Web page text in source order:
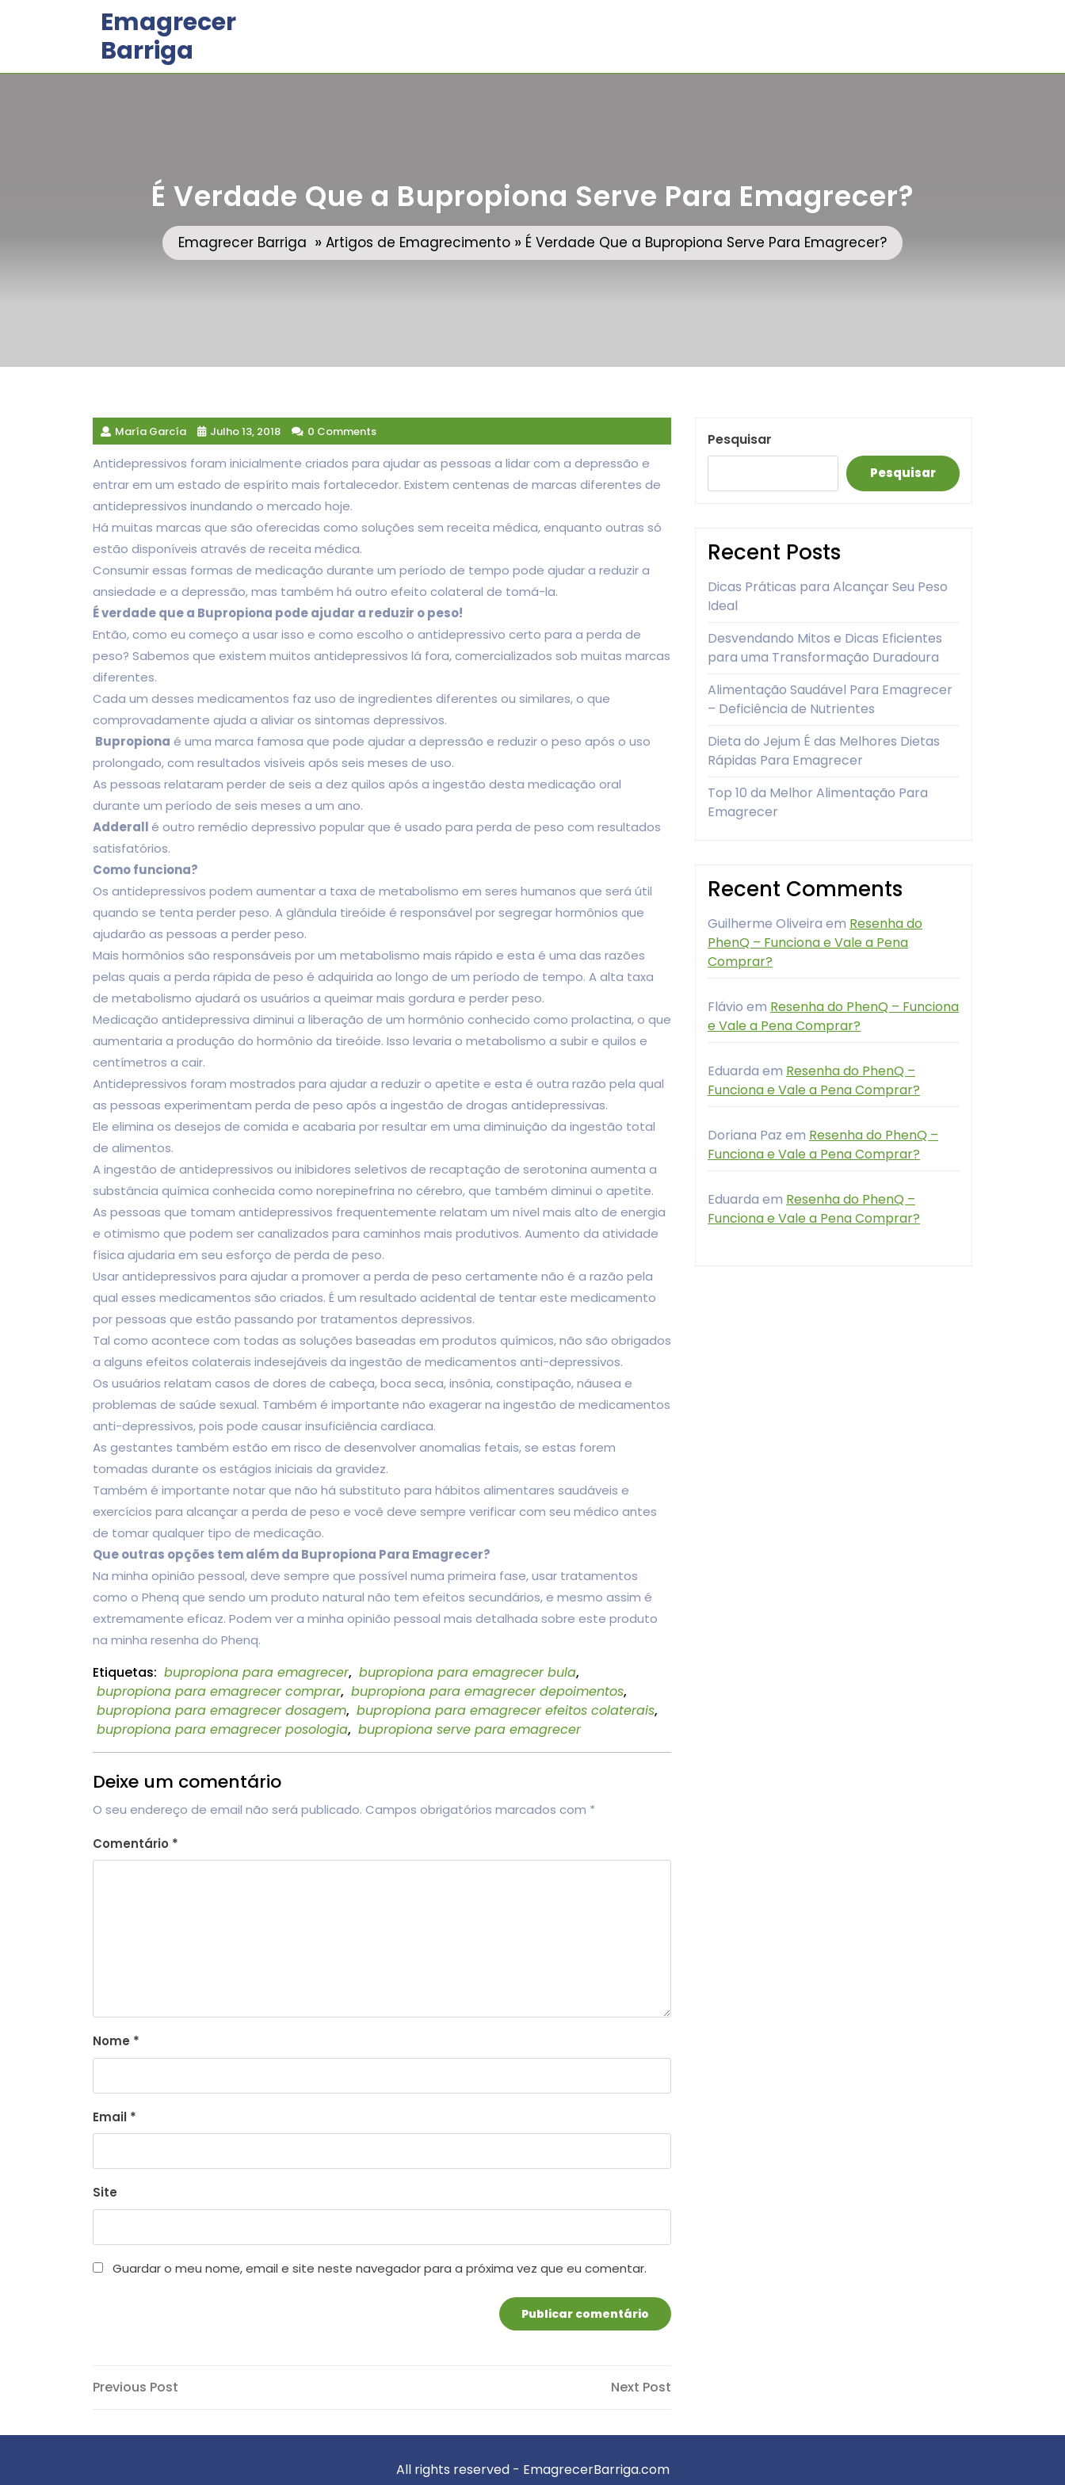
Emagrecer
Barriga
É Verdade Que a Bupropiona Serve Para Emagrecer?
Emagrecer Barriga » Artigos de Emagrecimento » É Verdade Que a Bupropiona Serve Para Emagrecer?
María García Julho 13, 2018 0 Comments
Antidepressivos foram inicialmente criados para ajudar as pessoas a lidar com a depressão e
entrar em um estado de espírito mais fortalecedor. Existem centenas de marcas diferentes de
antidepressivos inundando o mercado hoje.
Há muitas marcas que são oferecidas como soluções sem receita médica, enquanto outras só
estão disponíveis através de receita médica.
Consumir essas formas de medicação durante um período de tempo pode ajudar a reduzir a
ansiedade e a depressão, mas também há outro efeito colateral de tomá-la.
É verdade que a Bupropiona pode ajudar a reduzir o peso!
Então, como eu começo a usar isso e como escolho o antidepressivo certo para a perda de
peso? Sabemos que existem muitos antidepressivos lá fora, comercializados sob muitas marcas
diferentes.
Cada um desses medicamentos faz uso de ingredientes diferentes ou similares, o que
comprovadamente ajuda a aliviar os sintomas depressivos.
Bupropiona é uma marca famosa que pode ajudar a depressão e reduzir o peso após o uso
prolongado, com resultados visíveis após seis meses de uso.
As pessoas relataram perder de seis a dez quilos após a ingestão desta medicação oral
durante um período de seis meses a um ano.
Adderallé outro remédio depressivo popular que é usado para perda de peso com resultados
satisfatórios.
Como funciona?
Os antidepressivos podem aumentar a taxa de metabolismo em seres humanos que será útil
quando se tenta perder peso. A glândula tireóide é responsável por segregar hormônios que
ajudarão as pessoas a perder peso.
Mais hormônios são responsáveis por um metabolismo mais rápido e esta é uma das razões
pelas quais a perda rápida de peso é adquirida ao longo de um período de tempo. A alta taxa
de metabolismo ajudará os usuários a queimar mais gordura e perder peso.
Medicação antidepressiva diminui a liberação de um hormônio conhecido como prolactina, o que
aumentaria a produção do hormônio da tireóide. Isso levaria o metabolismo a subir e quilos e
centímetros a cair.
Antidepressivos foram mostrados para ajudar a reduzir o apetite e esta é outra razão pela qual
as pessoas experimentam perda de peso após a ingestão de drogas antidepressivas.
Ele elimina os desejos de comida e acabaria por resultar em uma diminuição da ingestão total
de alimentos.
A ingestão de antidepressivos ou inibidores seletivos de recaptação de serotonina aumenta a
substância química conhecida como norepinefrina no cérebro, que também diminui o apetite.
As pessoas que tomam antidepressivos frequentemente relatam um nível mais alto de energia
e otimismo que podem ser canalizados para caminhos mais produtivos. Aumento da atividade
física ajudaria em seu esforço de perda de peso.
Usar antidepressivos para ajudar a promover a perda de peso certamente não é a razão pela
qual esses medicamentos são criados. É um resultado acidental de tentar este medicamento
por pessoas que estão passando por tratamentos depressivos.
Tal como acontece com todas as soluções baseadas em produtos químicos, não são obrigados
a alguns efeitos colaterais indesejáveis da ingestão de medicamentos anti-depressivos.
Os usuários relatam casos de dores de cabeça, boca seca, insônia, constipação, náusea e
problemas de saúde sexual. Também é importante não exagerar na ingestão de medicamentos
anti-depressivos, pois pode causar insuficiência cardíaca.
As gestantes também estão em risco de desenvolver anomalias fetais, se estas forem
tomadas durante os estágios iniciais da gravidez.
Também é importante notar que não há substituto para hábitos alimentares saudáveis e
exercícios para alcançar a perda de peso e você deve sempre verificar com seu médico antes
de tomar qualquer tipo de medicação.
Que outras opções tem além da Bupropiona Para Emagrecer?
Na minha opinião pessoal, deve sempre que possível numa primeira fase, usar tratamentos
como o Phenq que sendo um produto natural não tem efeitos secundários, e mesmo assim é
extremamente eficaz. Podem ver a minha opinião pessoal mais detalhada sobre este produto
na minha resenha do Phenq.
Etiquetas: bupropiona para emagrecer, bupropiona para emagrecer bula,
bupropiona para emagrecer comprar, bupropiona para emagrecer depoimentos,
bupropiona para emagrecer dosagem, bupropiona para emagrecer efeitos colaterais,
bupropiona para emagrecer posologia, bupropiona serve para emagrecer
Deixe um comentário
O seu endereço de email não será publicado. Campos obrigatórios marcados com *
Comentário *
Nome *
Email *
Site
Guardar o meu nome, email e site neste navegador para a próxima vez que eu comentar.
Navegação
artigos
Previous
Previous Post Next Post
Pesquisar
Pesquisar
Recent Posts
Dicas Práticas para Alcançar Seu Peso
Ideal
Desvendando Mitos e Dicas Eficientes
para uma Transformação Duradoura
Alimentação Saudável Para Emagrecer
– Deficiência de Nutrientes
Dieta do Jejum É das Melhores Dietas
Rápidas Para Emagrecer
Top 10 da Melhor Alimentação Para
Emagrecer
Recent Comments
Guilherme Oliveira em Resenha do
PhenQ – Funciona e Vale a Pena
Comprar?
Flávio em Resenha do PhenQ – Funciona
e Vale a Pena Comprar?
Eduarda em Resenha do PhenQ –
Funciona e Vale a Pena Comprar?
Doriana Paz em Resenha do PhenQ –
Funciona e Vale a Pena Comprar?
Eduarda em Resenha do PhenQ –
Funciona e Vale a Pena Comprar?
All rights reserved - EmagrecerBarriga.com